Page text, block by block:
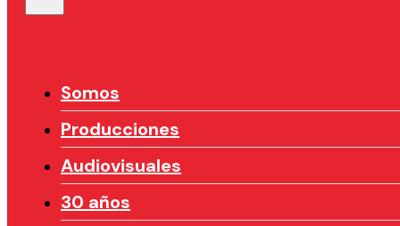
Somos
Producciones
Audiovisuales
30 años